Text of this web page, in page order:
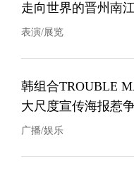
走向世界的晋州南
表演/展览
韩组合TROUBLE
大尺度宣传海报惹
广播/娱乐